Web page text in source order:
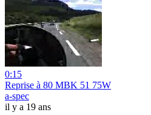
0:15
Reprise à 80 MBK 51 75W
a-spec
il y a 19 ans